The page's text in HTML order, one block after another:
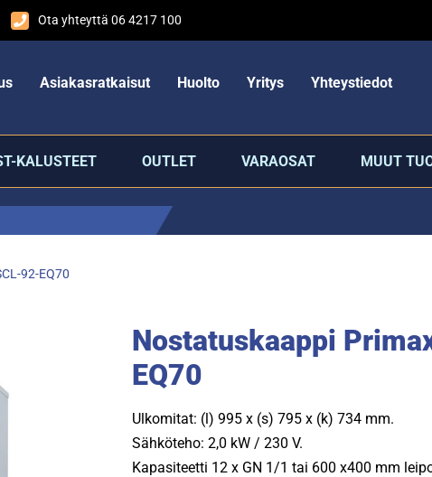
Ota yhteyttä 06 4217 100
Asiakasratkaisut Huolto Yritys Yhteystiedot
KALUSTEET OUTLET VARAOSAT MUUT
92-EQ70
Nostatuskaappi
EQ70
Ulkomitat: (l) 995 x (s) 795 x (k) 734 mm.
Sähköteho: 2,0 kW / 230 V.
Kapasiteetti 12 x GN 1/1 tai 600 x400 mm